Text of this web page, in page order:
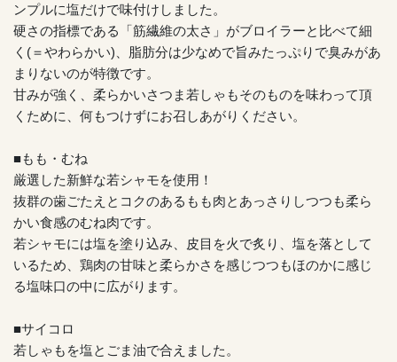
ンプルに塩だけで味付けしました。
硬さの指標である「筋繊維の太さ」がブロイラーと比べて細
く(＝やわらかい)、脂肪分は少なめで旨みたっぷりで臭みがあ
まりないのが特徴です。
甘みが強く、柔らかいさつま若しゃもそのものを味わって頂
くために、何もつけずにお召しあがりください。
■もも・むね
厳選した新鮮な若シャモを使用！
抜群の歯ごたえとコクのあるもも肉とあっさりしつつも柔ら
かい食感のむね肉です。
若シャモには塩を塗り込み、皮目を火で炙り、塩を落として
いるため、鶏肉の甘味と柔らかさを感じつつもほのかに感じ
る塩味口の中に広がります。
■サイコロ
若しゃもを塩とごま油で合えました。